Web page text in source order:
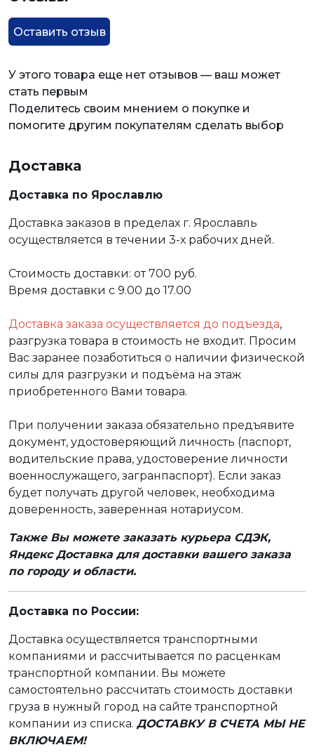
Оставить отзыв
У этого товара еще нет отзывов — ваш может
стать первым
Поделитесь своим мнением о покупке и
помогите другим покупателям сделать выбор
Доставка
Доставка по Ярославлю
Доставка заказов в пределах г. Ярославль
осуществляется в течении 3-х рабочих дней.
Стоимость доставки: от 700 руб.
Время доставки с 9.00 до 17.00
Доставка заказа осуществляется до подъезда,
разгрузка товара в стоимость не входит. Просим
Вас заранее позаботиться о наличии физической
силы для разгрузки и подъёма на этаж
приобретенного Вами товара.
При получении заказа обязательно предъявите
документ, удостоверяющий личность (паспорт,
водительские права, удостоверение личности
военнослужащего, загранпаспорт). Если заказ
будет получать другой человек, необходима
доверенность, заверенная нотариусом.
Также Вы можете заказать курьера СДЭК,
Яндекс Доставка для доставки вашего заказа
по городу и области.
Доставка по России:
Доставка осуществляется транспортными
компаниями и рассчитывается по расценкам
транспортной компании. Вы можете
самостоятельно рассчитать стоимость доставки
груза в нужный город на сайте транспортной
компании из списка. ДОСТАВКУ В СЧЕТА МЫ НЕ
ВКЛЮЧАЕМ!